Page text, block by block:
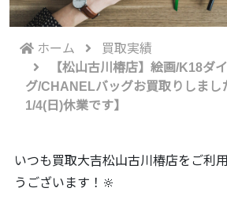
ホーム
買取実績
【松山古川椿店】絵画/K18ダ
グ/CHANELバッグお買取りしまし
1/4(日)休業です】
いつも買取大吉松山古川椿店をご利
うございます！🔆